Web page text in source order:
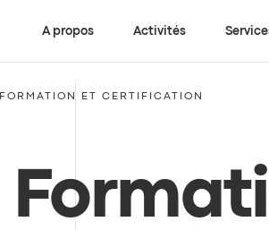
A propos Activités
FORMATION ET CERTIFICATION